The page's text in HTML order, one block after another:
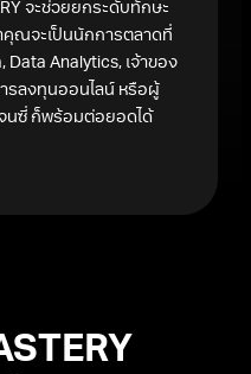
จะช่วยยกระดับทักษะ
คุณจะเป็นนักการตลาดที่
Analytics, เจ้าของ
รลงทุนออนไลน์ หรือผู้
นซี่ ก็พร้อมต่อยอดได้